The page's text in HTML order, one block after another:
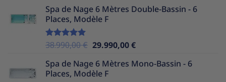
initial
était :
actuel
Spa de Nage 6 Mètres Double-Bassin - 6
Places, Modèle F
Note5.00
38.990,00€ Le
initial
était :
29.990,00€Le
actuel
Spa de Nage 6 Mètres Mono-Bassin - 6
Places, Modèle F